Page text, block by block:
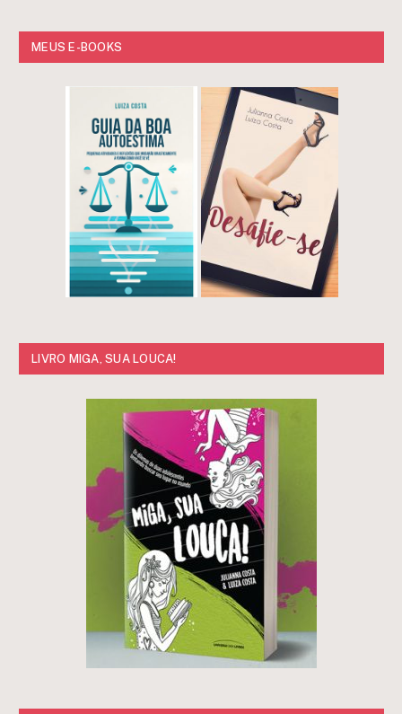
MEUS E-BOOKS
LIVRO MIGA, SUA LOUCA!